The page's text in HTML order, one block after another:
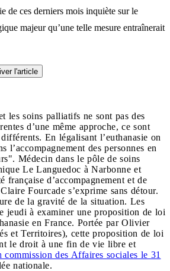
de ces derniers mois inquiète sur le
majeur qu’une telle mesure entraînerait
l'article
les soins palliatifs ne sont pas des
d’une même approche, ce sont
En légalisant l’euthanasie on
l’accompagnement des personnes en
Médecin dans le pôle de soins
Le Languedoc à Narbonne et
française d’accompagnement et de
Fourcade s’exprime sans détour.
de la gravité de la situation. Les
jeudi à examiner une proposition de loi
en France. Portée par Olivier
et Territoires), cette proposition de loi
le droit à une fin de vie libre et
commission des Affaires sociales le 31
nationale.